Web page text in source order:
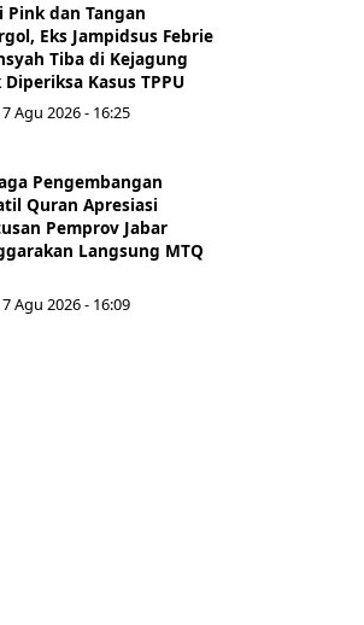
Pink dan Tangan
Eks Jampidsus Febrie
Tiba di Kejagung
Kasus TPPU
Agu 2026 - 16:25
Pengembangan
Quran Apresiasi
Pemprov Jabar
Langsung MTQ
Agu 2026 - 16:09